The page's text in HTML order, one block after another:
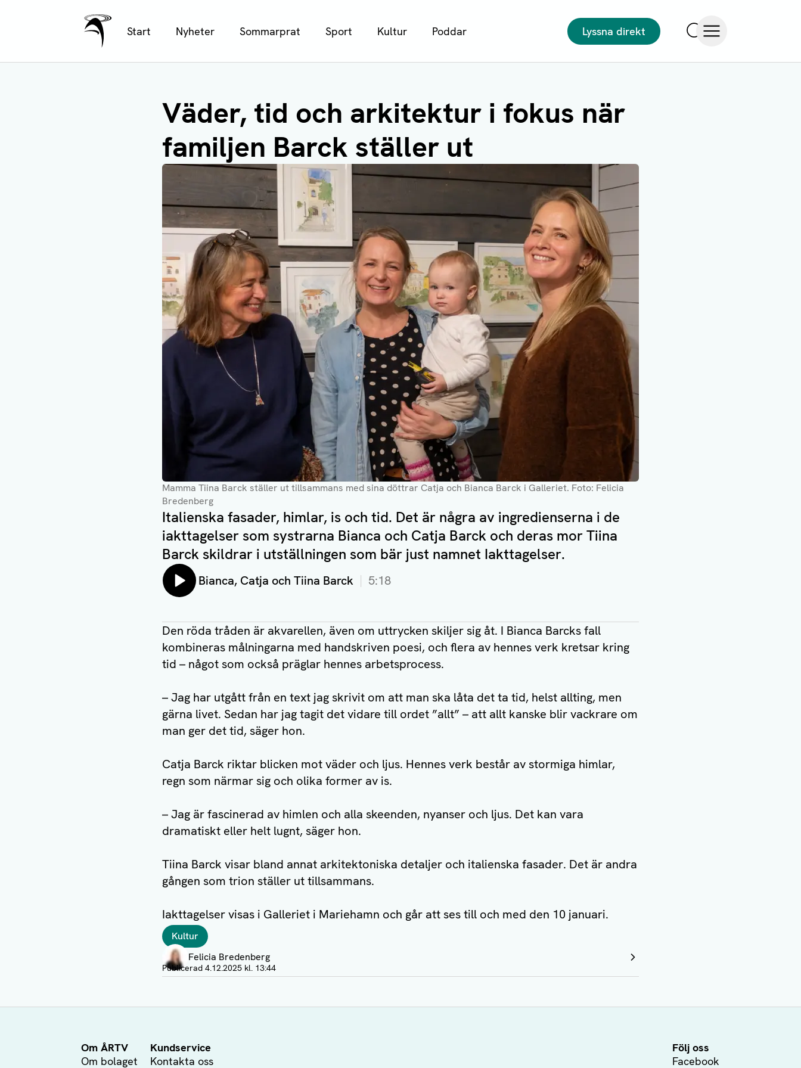
Ålands Radio & TV
Start Nyheter Sommarprat Sport Kultur Poddar
Lyssna direkt
Väder, tid och arkitektur i fokus när
familjen Barck ställer ut
Mamma Tiina Barck ställer ut tillsammans med sina döttrar Catja och Bianca Barck i Galleriet. Foto: Felicia
Bredenberg
Italienska fasader, himlar, is och tid. Det är några av ingredienserna i de
iakttagelser som systrarna Bianca och Catja Barck och deras mor Tiina
Barck skildrar i utställningen som bär just namnet Iakttagelser.
Lyssna på:
Bianca, Catja och Tiina Barck 5:18
Den röda tråden är akvarellen, även om uttrycken skiljer sig åt. I Bianca Barcks fall
kombineras målningarna med handskriven poesi, och flera av hennes verk kretsar kring
tid – något som också präglar hennes arbetsprocess.
– Jag har utgått från en text jag skrivit om att man ska låta det ta tid, helst allting, men
gärna livet. Sedan har jag tagit det vidare till ordet ”allt” – att allt kanske blir vackrare om
man ger det tid, säger hon.
Catja Barck riktar blicken mot väder och ljus. Hennes verk består av stormiga himlar,
regn som närmar sig och olika former av is.
– Jag är fascinerad av himlen och alla skeenden, nyanser och ljus. Det kan vara
dramatiskt eller helt lugnt, säger hon.
Tiina Barck visar bland annat arkitektoniska detaljer och italienska fasader. Det är andra
gången som trion ställer ut tillsammans.
Iakttagelser visas i Galleriet i Mariehamn och går att ses till och med den 10 januari.
Taggar
Kultur
Författare
Felicia Bredenberg
Visa profil
Publicerad 4.12.2025 kl. 13:44
Om ÅRTV
Om bolaget
Kundservice
Kontakta oss
Följ oss
Facebook